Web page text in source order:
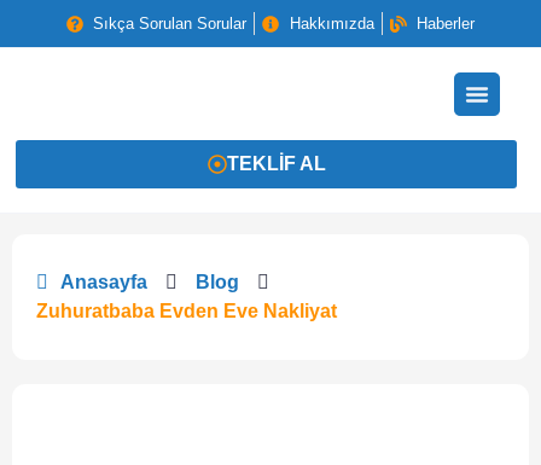
Sıkça Sorulan Sorular Hakkımızda Haberler
TEKLIF AL
Anasayfa
Blog
Zuhuratbaba Evden Eve Nakliyat